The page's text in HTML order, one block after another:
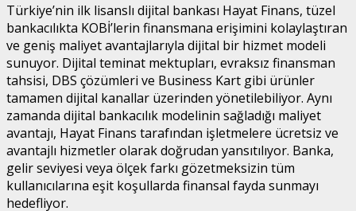
Türkiye’nin ilk lisanslı dijital bankası Hayat Finans, tüzel
bankacılıkta KOBİ’lerin finansmana erişimini kolaylaştıran
ve geniş maliyet avantajlarıyla dijital bir hizmet modeli
sunuyor. Dijital teminat mektupları, evraksız finansman
tahsisi, DBS çözümleri ve Business Kart gibi ürünler
tamamen dijital kanallar üzerinden yönetilebiliyor. Aynı
zamanda dijital bankacılık modelinin sağladığı maliyet
avantajı, Hayat Finans tarafından işletmelere ücretsiz ve
avantajlı hizmetler olarak doğrudan yansıtılıyor. Banka,
gelir seviyesi veya ölçek farkı gözetmeksizin tüm
kullanıcılarına eşit koşullarda finansal fayda sunmayı
hedefliyor.